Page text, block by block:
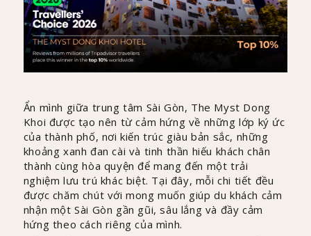
Ẩn mình giữa trung tâm Sài Gòn, The Myst Dong
Khoi được tạo nên từ cảm hứng về những lớp ký ức
của thành phố, nơi kiến trúc giàu bản sắc, những
khoảng xanh đan cài và tinh thần hiếu khách chân
thành cùng hòa quyện để mang đến một trải
nghiệm lưu trú khác biệt. Tại đây, mỗi chi tiết đều
được chăm chút với mong muốn giúp du khách cảm
nhận một Sài Gòn gần gũi, sâu lắng và đầy cảm
hứng theo cách riêng của mình.